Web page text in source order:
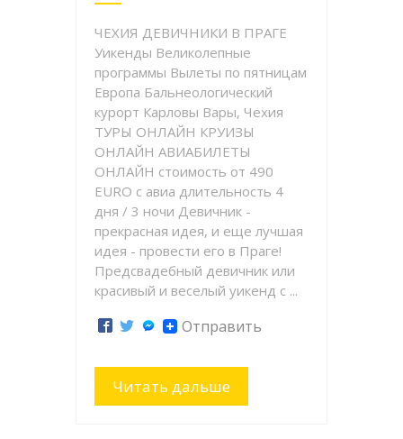
ЧЕХИЯ ДЕВИЧНИКИ В ПРАГЕ
Уикенды Великолепные
программы Вылеты по пятницам
Европа Бальнеологический
курорт Карловы Вары, Чехия
ТУРЫ ОНЛАЙН КРУИЗЫ
ОНЛАЙН АВИАБИЛЕТЫ
ОНЛАЙН стоимость от 490
EURO с авиа длительность 4
дня / 3 ночи Девичник -
прекрасная идея, и еще лучшая
идея - провести его в Праге!
Предсвадебный девичник или
красивый и веселый уикенд с ...
Отправить
Читать дальше